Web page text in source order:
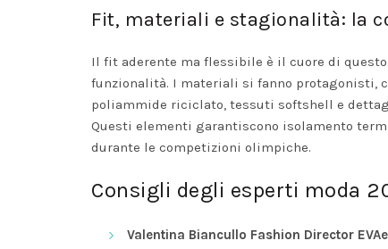
Fit, materiali e stagionalità: la
Il fit aderente ma flessibile è il cuore di
funzionalità. I materiali si fanno protagonisti,
poliammide riciclato, tessuti softshell e
Questi elementi garantiscono isolamento
durante le competizioni olimpiche.
Consigli degli esperti moda
Valentina Biancullo Fashion Director